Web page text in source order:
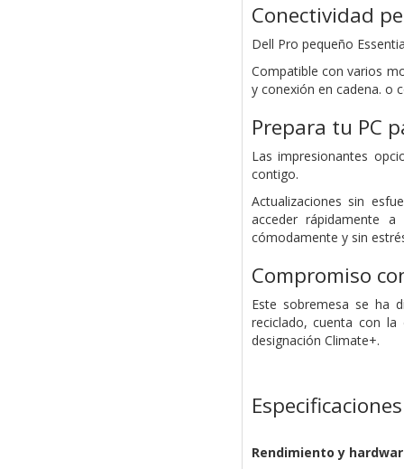
Conectividad
Dell Pro pequeño
Compatible con varios
y conexión en cadena. o
Prepara tu PC
Las impresionantes
contigo.
Actualizaciones sin
acceder rápidamente
cómodamente y sin
Compromiso
Este sobremesa se ha
reciclado, cuenta con la
designación Climate+.
Especificaciones
Rendimiento y